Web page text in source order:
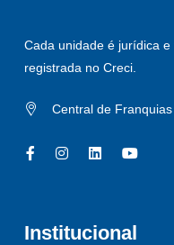
Cada unidade é jurídica
registrada no Creci.
Central de
Institucional